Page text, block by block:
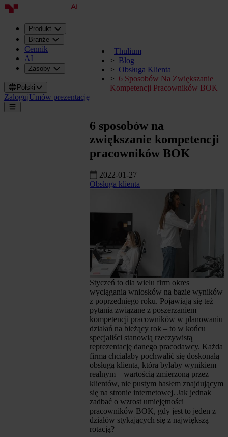
Produkt
Branże
Cennik
AI
Zasoby
Polski
ZalogujUmów prezentację
Thulium
Blog
Obsługa Klienta
6 Sposobów Na Zwiększanie
Kompetencji Pracowników BOK
6 sposobów na
zwiększanie kompetencji
pracowników BOK
2022-01-27
Obsługa klienta
Styczeń to dla wielu firm okres
wyciągania wniosków na bazie wyników
z poprzedniego roku. Pojawiają się też
pytania związane z poszerzaniem
kompetencji pracowników w planowaniu
działań na bieżący rok – to w końcu
specjaliści stanowią rzeczywistą
reprezentację danego pracodawcy. Każda
firma chciałaby pochwalić się doskonałą
obsługą klienta, która byłaby wynikiem
realnym – wartością zmierzoną przez
klientów, nie pustym hasłem znajdującym
się na stronie internetowej. Jak jednak
zadbać o wzrost umiejętności
pracowników BOK, gdy jest to jeden z
działów stykających się z największą
rotacją?